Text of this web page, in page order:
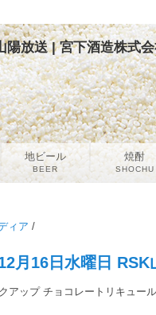
陽放送 | 宮下酒造株式
ィア /
月16日水曜日 RSK
アップ チョコレートリキュー
地ビール
BEER
焼酎
SHOCHU